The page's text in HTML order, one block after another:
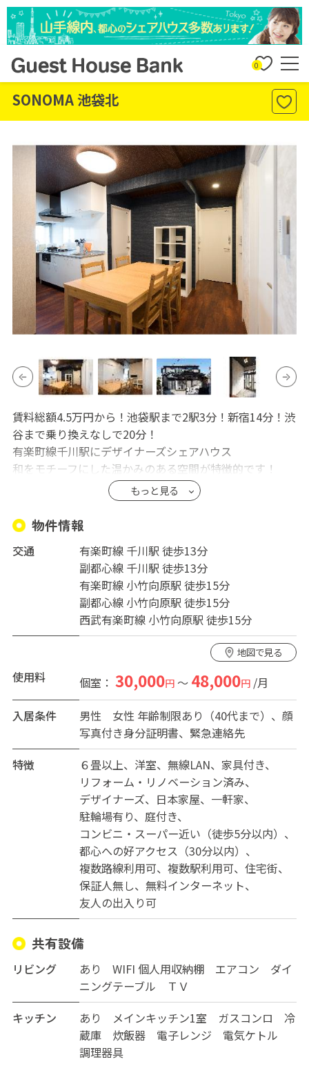
0
SONOMA 池袋北
賃料総額4.5万円から！池袋駅まで2駅3分！新宿14分！渋
谷まで乗り換えなしで20分！
有楽町線千川駅にデザイナーズシェアハウス
和をモチーフにした温かみのある空間が特徴的です！
全室完全個室でプライベートも充実！
各個室有線インターネット、冷蔵庫も完備しておりま
す。
スーパー「よしや」、100円ショップ「ダイソー」、ドラ
ックストア「トモズ」が隣接しており、日常的な買い出
しにも便利です！
ぜひ一度ご内見ください！
・保証金は退去時に50%を償却いたします
もっと見る
物件情報
交通
有楽町線 千川駅 徒歩13分
副都心線 千川駅 徒歩13分
有楽町線 小竹向原駅 徒歩15分
副都心線 小竹向原駅 徒歩15分
西武有楽町線 小竹向原駅 徒歩15分
地図で見る
使用料 個室： 30,000円～ 48,000円/月
入居条件
男性 女性 年齢制限あり（40代まで）、顔
写真付き身分証明書、緊急連絡先
特徴
６畳以上 洋室 無線LAN
家具付き
リフォーム・リノベーション済み
デザイナーズ
日本家屋
一軒家
駐輪場有り
庭付き
コンビニ・スーパー近い（徒歩5分以内）
都心への好アクセス（30分以内）
複数路線利用可
複数駅利用可
住宅街
保証人無し
無料インターネット
友人の出入り可
共有設備
リビング
あり WIFI 個人用収納棚 エアコン ダイ
ニングテーブル ＴＶ
キッチン
あり メインキッチン1室 ガスコンロ 冷
蔵庫 炊飯器 電子レンジ 電気ケトル
調理器具